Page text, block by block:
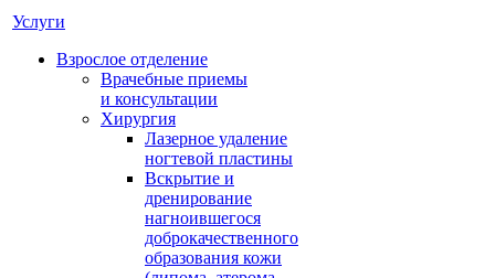
Услуги
Взрослое отделение
Врачебные приемы
и консультации
Хирургия
Лазерное удаление
ногтевой пластины
Вскрытие и
дренирование
нагноившегося
доброкачественного
образования кожи